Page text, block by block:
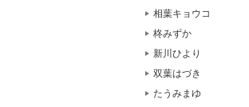
相葉キョウコ
柊みずか
新川ひより
双葉はづき
たうみまゆ